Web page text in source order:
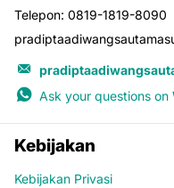
Telepon: 0819-1819-8090
Ask your questions on
Kebijakan
Kebijakan Privasi